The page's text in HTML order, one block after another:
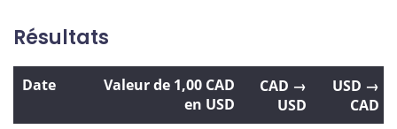
Résultats
Date
Valeur de 1,00 CAD
en USD
CAD →
USD
USD →
CAD